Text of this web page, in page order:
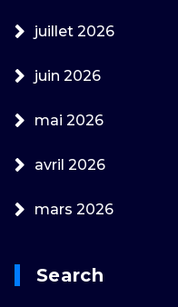
juillet 2026
juin 2026
mai 2026
avril 2026
mars 2026
Search